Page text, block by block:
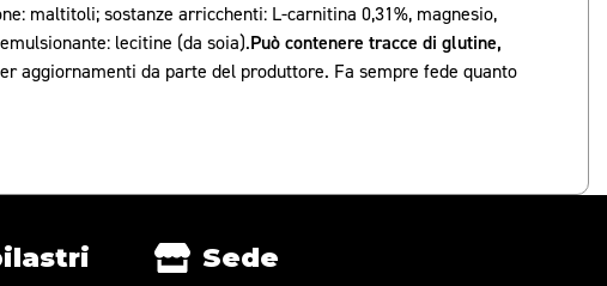
maltitoli; sostanze arricchenti: L-carnitina 0,31%, magnesio,
lecitine (da soia).Può contenere tracce di glutine,
aggiornamenti da parte del produttore. Fa sempre fede quanto
Sede